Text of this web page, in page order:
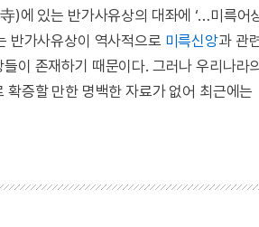
)에 있는 반가사유상의 대좌에 ‘…미륵어
반가사유상이 역사적으로 미륵신앙과 관
이 존재하기 때문이다. 그러나 우리나라
확증할 만한 명백한 자료가 없어 최근에는